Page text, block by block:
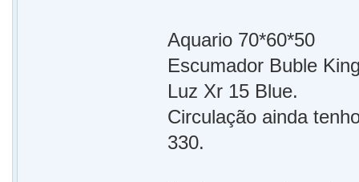
Aquario 70*60*50
Escumador Buble
Luz Xr 15 Blue.
Circulação ainda
330.